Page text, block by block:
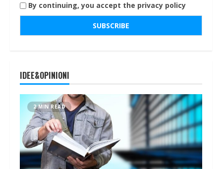
By continuing, you accept the privacy policy
IDEE&OPINIONI
2 MIN READ